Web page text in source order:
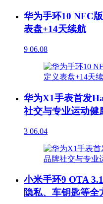
华为手环10 NFC
表盘+14天续航
9 06.08
华为X1手表首发
社交与专业运动健
3 06.04
小米手环9 OTA
隐私、车钥匙等全